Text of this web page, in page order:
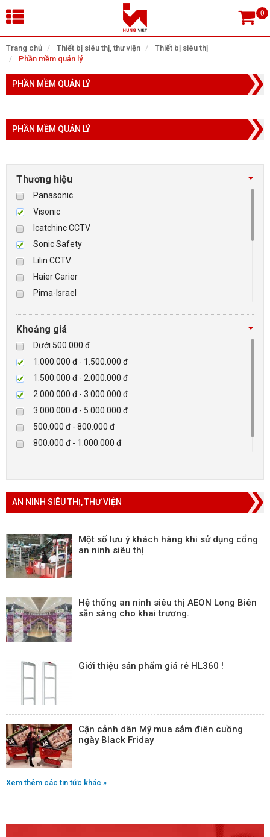
Trang chủ Thiết bị siêu thị, thư viện
Thiết bị siêu thị
Phần mềm quản lý
PHẦN MỀM QUẢN LÝ
PHẦN MỀM QUẢN LÝ
Thương hiệu
Panasonic
Visonic
Icatchinc CCTV
Sonic Safety
Lilin CCTV
Haier Carier
Pima-Israel
Checkpoint
Paradox-Canada
D-max
HIKVISON
Eguard
Khác
Rapiscan
Khoảng giá
Dưới 500.000 đ
1.000.000 đ - 1.500.000 đ
1.500.000 đ - 2.000.000 đ
2.000.000 đ - 3.000.000 đ
3.000.000 đ - 5.000.000 đ
500.000 đ - 800.000 đ
800.000 đ - 1.000.000 đ
AN NINH SIÊU THỊ, THƯ VIỆN
Một số lưu ý khách hàng khi sử dụng cổng
an ninh siêu thị
Hệ thống an ninh siêu thị AEON Long Biên
sẵn sàng cho khai trương.
Giới thiệu sản phẩm giá rẻ HL360 !
Cận cảnh dân Mỹ mua sắm điên cuồng
ngày Black Friday
Xem thêm các tin tức khác »
×
Tìm theo danh mục
TRANG CHỦ
THIẾT BỊ SIÊU THỊ, THƯ VIỆN
CAMERA GIÁM SÁT
BÁO ĐỘNG, BÁO CHÁY
NHÀ THÔNG MINH
LIÊN HỆ